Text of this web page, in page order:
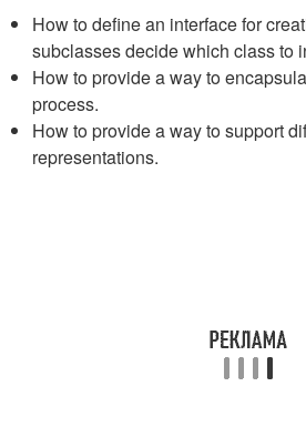
How to define an interface for
subclasses decide which class to
How to provide a way to
process.
How to provide a way to support
representations.